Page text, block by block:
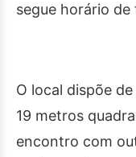
segue horário
O local dispõe
19 metros
encontro com